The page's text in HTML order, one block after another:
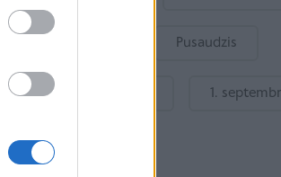
Pusaudzis
Gatavošanās skolai 1.